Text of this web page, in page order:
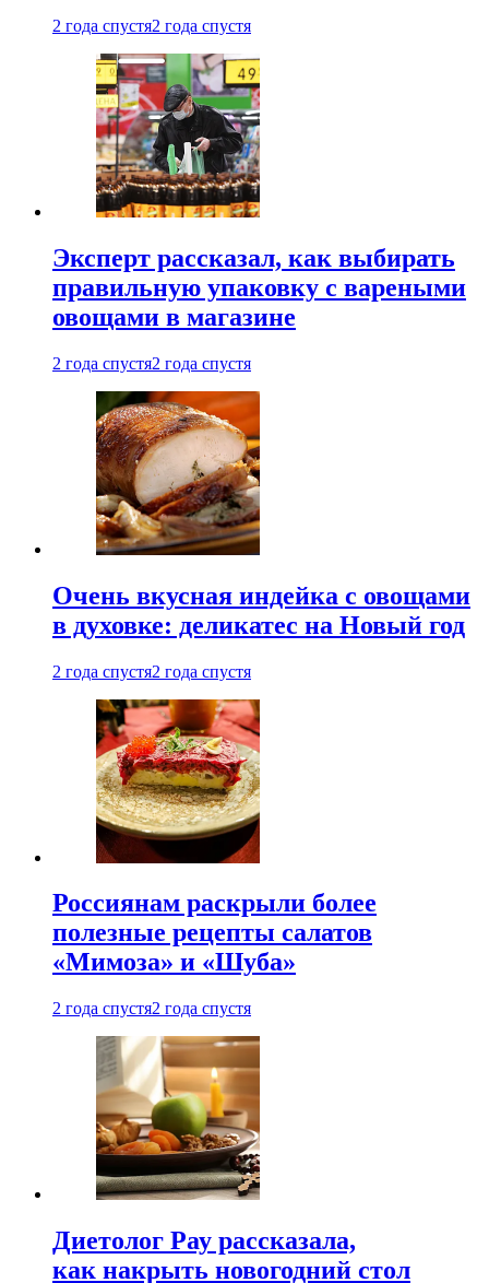
2 года спустя2 года спустя
Эксперт рассказал, как выбирать
правильную упаковку с вареными
овощами в магазине
2 года спустя2 года спустя
Очень вкусная индейка с овощами
в духовке: деликатес на Новый год
2 года спустя2 года спустя
Россиянам раскрыли более
полезные рецепты салатов
«Мимоза» и «Шуба»
2 года спустя2 года спустя
Диетолог Рау рассказала,
как накрыть новогодний стол